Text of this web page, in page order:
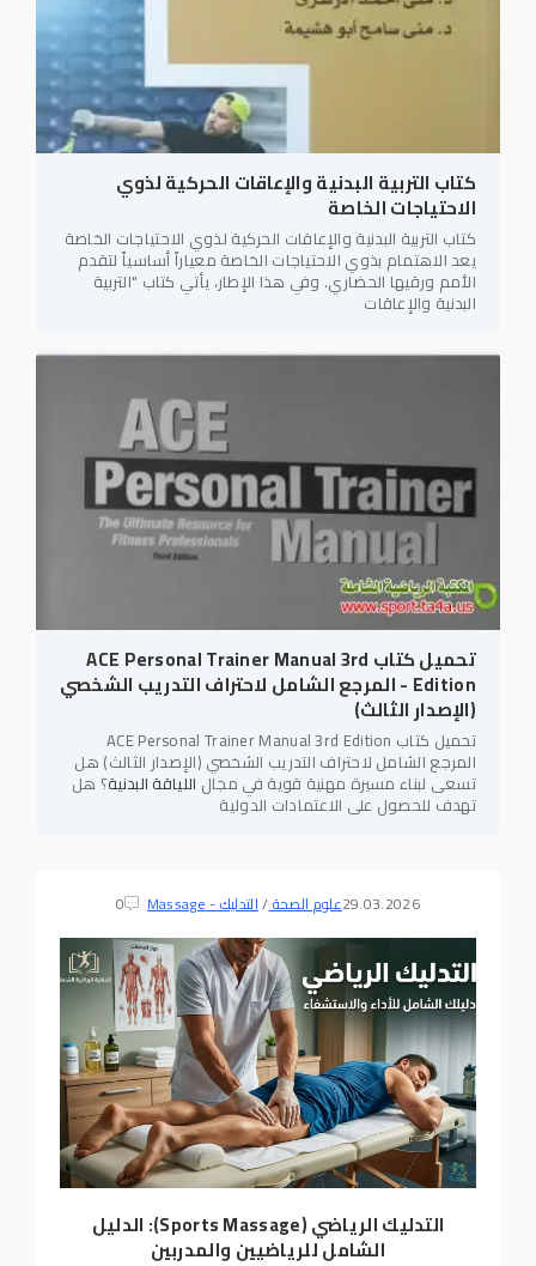
كتاب التربية البدنية والإعاقات الحركية لذوي
الاحتياجات الخاصة
كتاب التربية البدنية والإعاقات الحركية لذوي الاحتياجات الخاصة
يعد الاهتمام بذوي الاحتياجات الخاصة معياراً أساسياً لتقدم
الأمم ورقيها الحضاري. وفي هذا الإطار، يأتي كتاب "التربية
البدنية والإعاقات
تحميل كتاب ACE Personal Trainer Manual 3rd
Edition - المرجع الشامل لاحتراف التدريب الشخصي
(الإصدار الثالث)
تحميل كتاب ACE Personal Trainer Manual 3rd Edition
المرجع الشامل لاحتراف التدريب الشخصي (الإصدار الثالث) هل
تسعى لبناء مسيرة مهنية قوية في مجال اللياقة البدنية؟ هل
تهدف للحصول على الاعتمادات الدولية
29.03.2026علوم الصحة/التدليك - Massage 0
التدليك الرياضي (Sports Massage): الدليل
الشامل للرياضيين والمدربين